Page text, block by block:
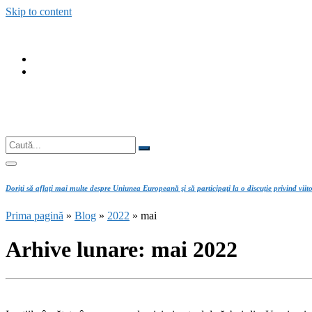
Skip to content
Căutare
Caută...
Doriţi să aflaţi mai multe despre Uniunea Europeană şi să participaţi la o discuţie privind
Prima pagină » Blog » 2022 » mai
Arhive lunare: mai 2022